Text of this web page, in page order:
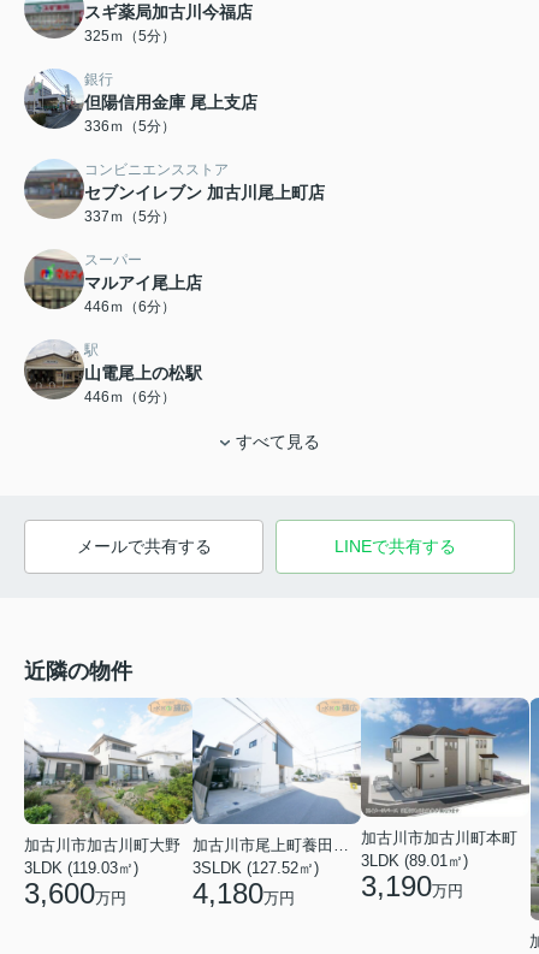
スギ薬局加古川今福店
325ｍ（5分）
銀行
但陽信用金庫 尾上支店
336ｍ（5分）
コンビニエンスストア
セブンイレブン 加古川尾上町店
337ｍ（5分）
スーパー
マルアイ尾上店
446ｍ（6分）
駅
山電尾上の松駅
446ｍ（6分）
すべて見る
メールで共有する LINEで共有する
近隣の物件
加古川市加古川町大野
3LDK (119.03㎡)
3,600万円
加古川市尾上町養田２丁目
3SLDK (127.52㎡)
4,180万円
加古川市加古川町本町
3LDK (89.01㎡)
3,190万円